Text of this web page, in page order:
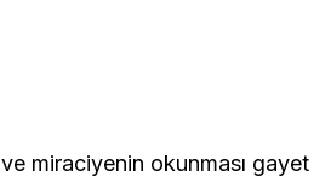
miraciyenin okunması gayet